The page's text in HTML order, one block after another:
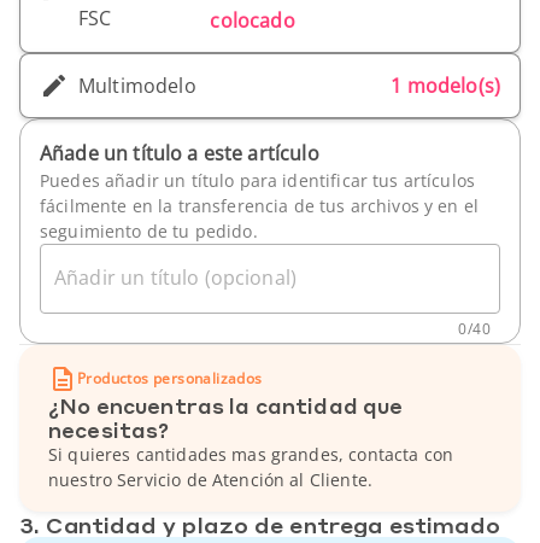
FSC
colocado
Multimodelo 1 modelo(s)
Añade un título a este artículo
Puedes añadir un título para identificar tus artículos
fácilmente en la transferencia de tus archivos y en el
seguimiento de tu pedido.
Añadir un título (opcional)
0/40
Productos personalizados
¿No encuentras la cantidad que
necesitas?
Si quieres cantidades mas grandes, contacta con
nuestro Servicio de Atención al Cliente.
3. Cantidad y plazo de entrega estimado